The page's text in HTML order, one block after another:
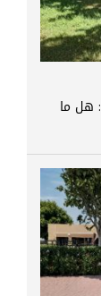
تجربة فولفو XC90 B5 Ultra Black Edition 2026: هل ما